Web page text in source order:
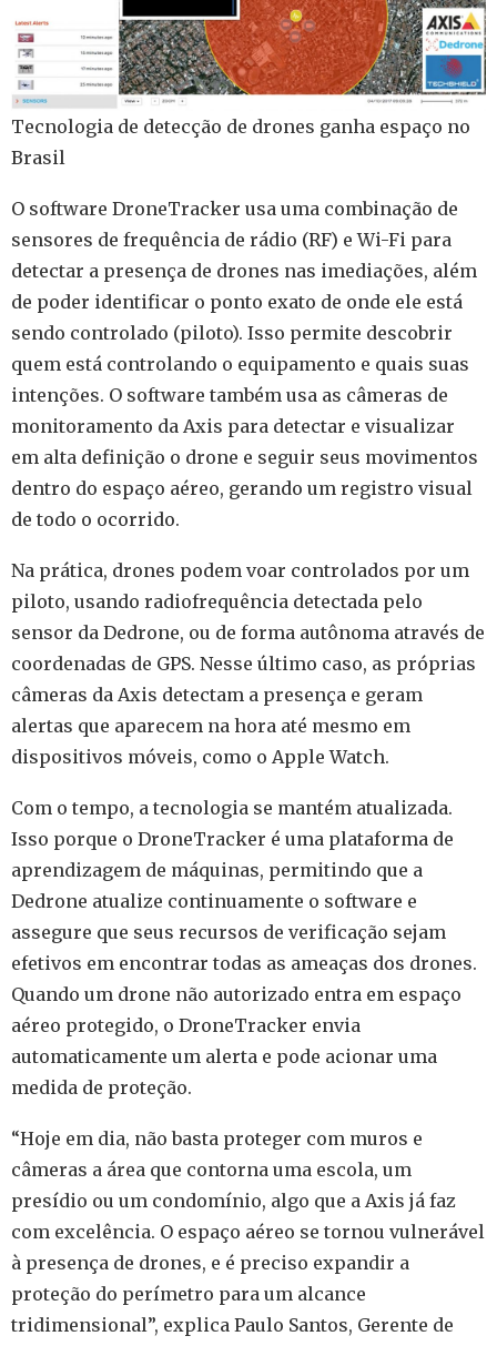
Tecnologia de detecção de drones ganha espaço no
Brasil
O software DroneTracker usa uma combinação de
sensores de frequência de rádio (RF) e Wi-Fi para
detectar a presença de drones nas imediações, além
de poder identificar o ponto exato de onde ele está
sendo controlado (piloto). Isso permite descobrir
quem está controlando o equipamento e quais suas
intenções. O software também usa as câmeras de
monitoramento da Axis para detectar e visualizar
em alta definição o drone e seguir seus movimentos
dentro do espaço aéreo, gerando um registro visual
de todo o ocorrido.
Na prática, drones podem voar controlados por um
piloto, usando radiofrequência detectada pelo
sensor da Dedrone, ou de forma autônoma através de
coordenadas de GPS. Nesse último caso, as próprias
câmeras da Axis detectam a presença e geram
alertas que aparecem na hora até mesmo em
dispositivos móveis, como o Apple Watch.
Com o tempo, a tecnologia se mantém atualizada.
Isso porque o DroneTracker é uma plataforma de
aprendizagem de máquinas, permitindo que a
Dedrone atualize continuamente o software e
assegure que seus recursos de verificação sejam
efetivos em encontrar todas as ameaças dos drones.
Quando um drone não autorizado entra em espaço
aéreo protegido, o DroneTracker envia
automaticamente um alerta e pode acionar uma
medida de proteção.
“Hoje em dia, não basta proteger com muros e
câmeras a área que contorna uma escola, um
presídio ou um condomínio, algo que a Axis já faz
com excelência. O espaço aéreo se tornou vulnerável
à presença de drones, e é preciso expandir a
proteção do perímetro para um alcance
tridimensional”, explica Paulo Santos, Gerente de